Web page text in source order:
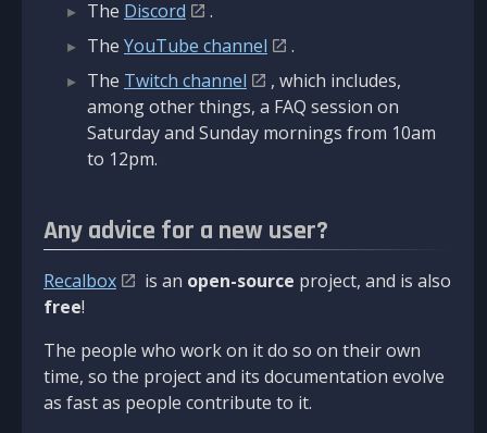
The Discord
.
The YouTube channel
.
The Twitch channel
, which includes,
among other things, a FAQ session on
Saturday and Sunday mornings from 10am
to 12pm.
Any advice for a new user?
Recalbox is an open-source project, and is also
free!
The people who work on it do so on their own
time, so the project and its documentation evolve
as fast as people contribute to it.